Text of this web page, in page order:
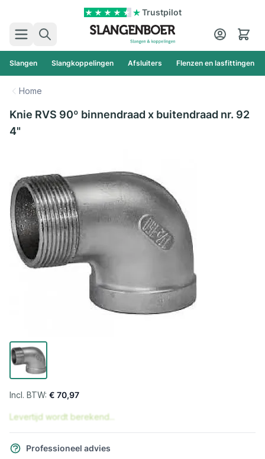
Trustpilot
Zoek
Cart
Slangen Slangkoppelingen Afsluiters Flenzen en lasfittingen
Home
Knie RVS 90º binnendraad x buitendraad nr. 92
4"
€ 70,97
Levertijd wordt berekend...
Professioneel advies